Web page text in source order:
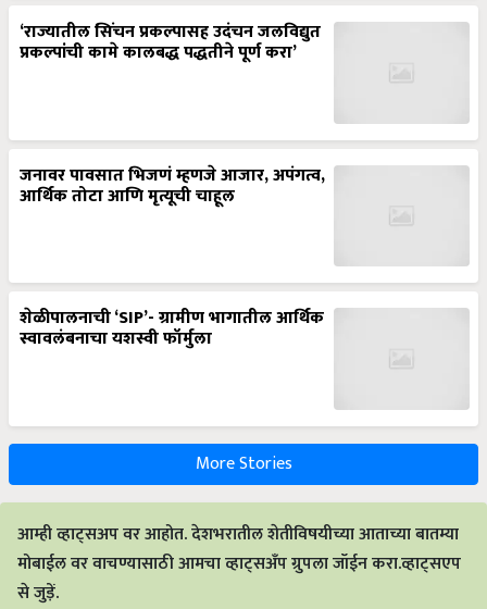
‘राज्यातील सिंचन प्रकल्पासह उदंचन जलविद्युत
प्रकल्पांची कामे कालबद्ध पद्धतीने पूर्ण करा’
जनावर पावसात भिजणं म्हणजे आजार, अपंगत्व,
आर्थिक तोटा आणि मृत्यूची चाहूल
शेळीपालनाची ‘SIP’- ग्रामीण भागातील आर्थिक
स्वावलंबनाचा यशस्वी फॉर्मुला
More Stories
आम्ही व्हाट्सअप वर आहोत. देशभरातील शेतीविषयीच्या आताच्या बातम्या
मोबाईल वर वाचण्यासाठी आमचा व्हाट्सअँप ग्रुपला जॉईन करा.व्हाट्सएप
से जुड़ें.